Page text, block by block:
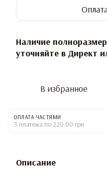
Наличие
уточняйте в Директ
В избранное
ОПЛАТА ЧАСТЯМИ
3 платежа по 220.00 грн
Описание